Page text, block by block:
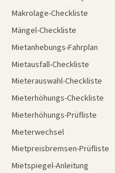
Makrolage-Checkliste
Mängel-Checkliste
Mietanhebungs-Fahrplan
Mietausfall-Checkliste
Mieterauswahl-Checkliste
Mieterhöhungs-Checkliste
Mieterhöhungs-Prüfliste
Mieterwechsel
Mietpreisbremsen-Prüfliste
Mietspiegel-Anleitung